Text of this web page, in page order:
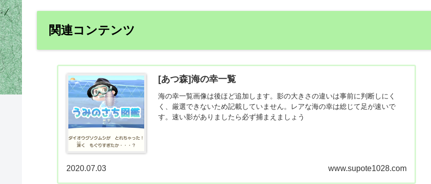
関連コンテンツ
[あつ森]海の幸一覧
海の幸一覧画像は後ほど追加します。影の大きさの違いは事前に判断しにく
く、厳選できないため記載していません。レアな海の幸は総じて足が速いで
す。速い影がありましたら必ず捕まえましょう
www.supote1028.com
2020.07.03